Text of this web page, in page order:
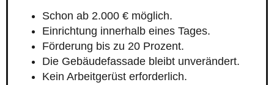
Schon ab 2.000 € möglich.
Einrichtung innerhalb eines Tages.
Förderung bis zu 20 Prozent.
Die Gebäudefassade bleibt unverändert.
Kein Arbeitgerüst erforderlich.